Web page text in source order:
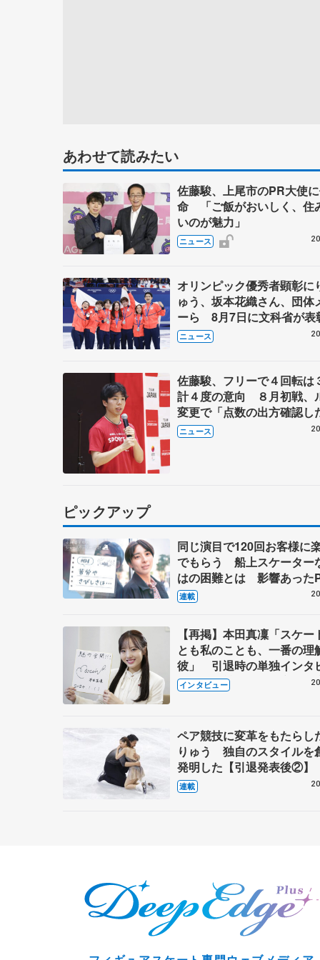
あわせて読みたい
佐藤駿、上尾市のPR大使
命 「ご飯がおいしく、住
いのが魅力」
ニュース
オリンピック優秀者顕彰に
ゅう、坂本花織さん、団体
ーら 8月7日に文科省が表
ブルーノ・マルコット、中
らコーチも
ニュース
佐藤駿、フリーで４回転は
計４度の意向 ８月初戦、
変更で「点数の出方確認し
ニュース
ピックアップ
同じ演目で120回お客様に
でもらう 船上スケーター
はの困難とは 影響あった
キャプテン松永さんの存在
連載
【再掲】本田真凜「スケー
とも私のことも、一番の理
彼」 引退時の単独インタ
で語った競技人生や家族、
これからの夢…
インタビュー
ペア競技に変革をもたらし
りゅう 独自のスタイルを
発明した【引退発表後②】
連載